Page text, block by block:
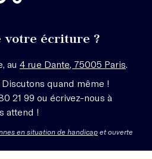
votre écriture ?
au 4 rue Dante, 75005 Paris
Discutons quand même !
21 99 ou écrivez-nous à
attend !
en situation de handicap et ouverte